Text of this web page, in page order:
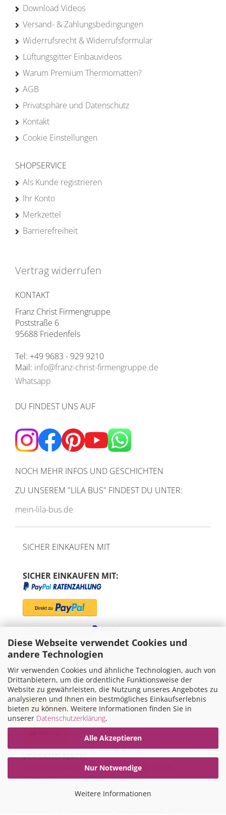
Diese Webseite verwendet Cookies und
andere Technologien
Wir verwenden Cookies und ähnliche Technologien, auch von
Drittanbietern, um die ordentliche Funktionsweise der
Website zu gewährleisten, die Nutzung unseres Angebotes zu
analysieren und Ihnen ein bestmögliches Einkaufserlebnis
bieten zu können. Weitere Informationen finden Sie in
unserer Datenschutzerklärung.
Alle Akzeptieren
Nur Notwendige
Weitere Informationen
Download Videos
Versand- & Zahlungsbedingungen
Widerrufsrecht & Widerrufsformular
Lüftungsgitter Einbauvideos
Warum Premium Thermomatten?
AGB
Privatsphäre und Datenschutz
Kontakt
Cookie Einstellungen
SHOPSERVICE
Als Kunde registrieren
Ihr Konto
Merkzettel
Barrierefreiheit
Vertrag widerrufen
KONTAKT
Franz Christ Firmengruppe
Poststraße 6
95688 Friedenfels
Tel: +49 9683 - 929 9210
Mail: info@franz-christ-firmengruppe.de
Whatsapp
DU FINDEST UNS AUF
NOCH MEHR INFOS UND GESCHICHTEN
ZU UNSEREM "LILA BUS" FINDEST DU UNTER:
mein-lila-bus.de
SICHER EINKAUFEN MIT
SICHER EINKAUFEN MIT:
"Später bezahlen" via
Kreditkarte via
WIR VERSENDEN MIT
VERSAND NACH:
DEUTSCHLAND, ÖSTERREICH UND IN DIE
SCHWEIZ